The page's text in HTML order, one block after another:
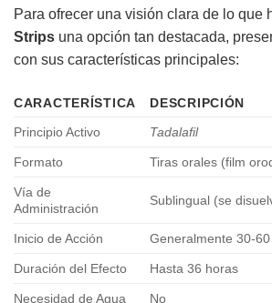
Para ofrecer una visión clara de lo que
Strips una opción tan destacada,
con sus características principales:
CARACTERÍSTICA
DESCRIPCIÓN
Principio Activo
Tadalafil
Formato Tiras orales (film
Vía de
Administración
Sublingual (se
Inicio de Acción Generalmente 30-
Duración del Efecto Hasta 36 horas
Necesidad de Agua No